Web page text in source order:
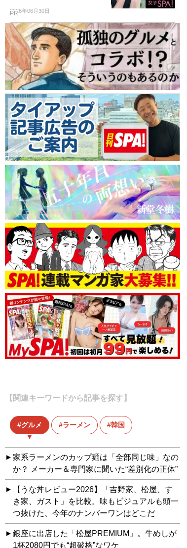
2026年06月30日
PR
【関連キーワードから記事を探す】
グルメ ラーメン 韓国
家系ラーメンのカップ麺は「全部同じ味」なの
か？ メーカー＆専門家に聞いた“差別化の正体”
【うな丼レビュー2026】「吉野家、松屋、す
き家、ガスト」を比較。味もビジュアルも頭一
つ抜けた、今年のナンバーワンはどこだ
銀座に出店した「松屋PREMIUM」。牛めしが
1杯2080円でも“超破格”なワケ